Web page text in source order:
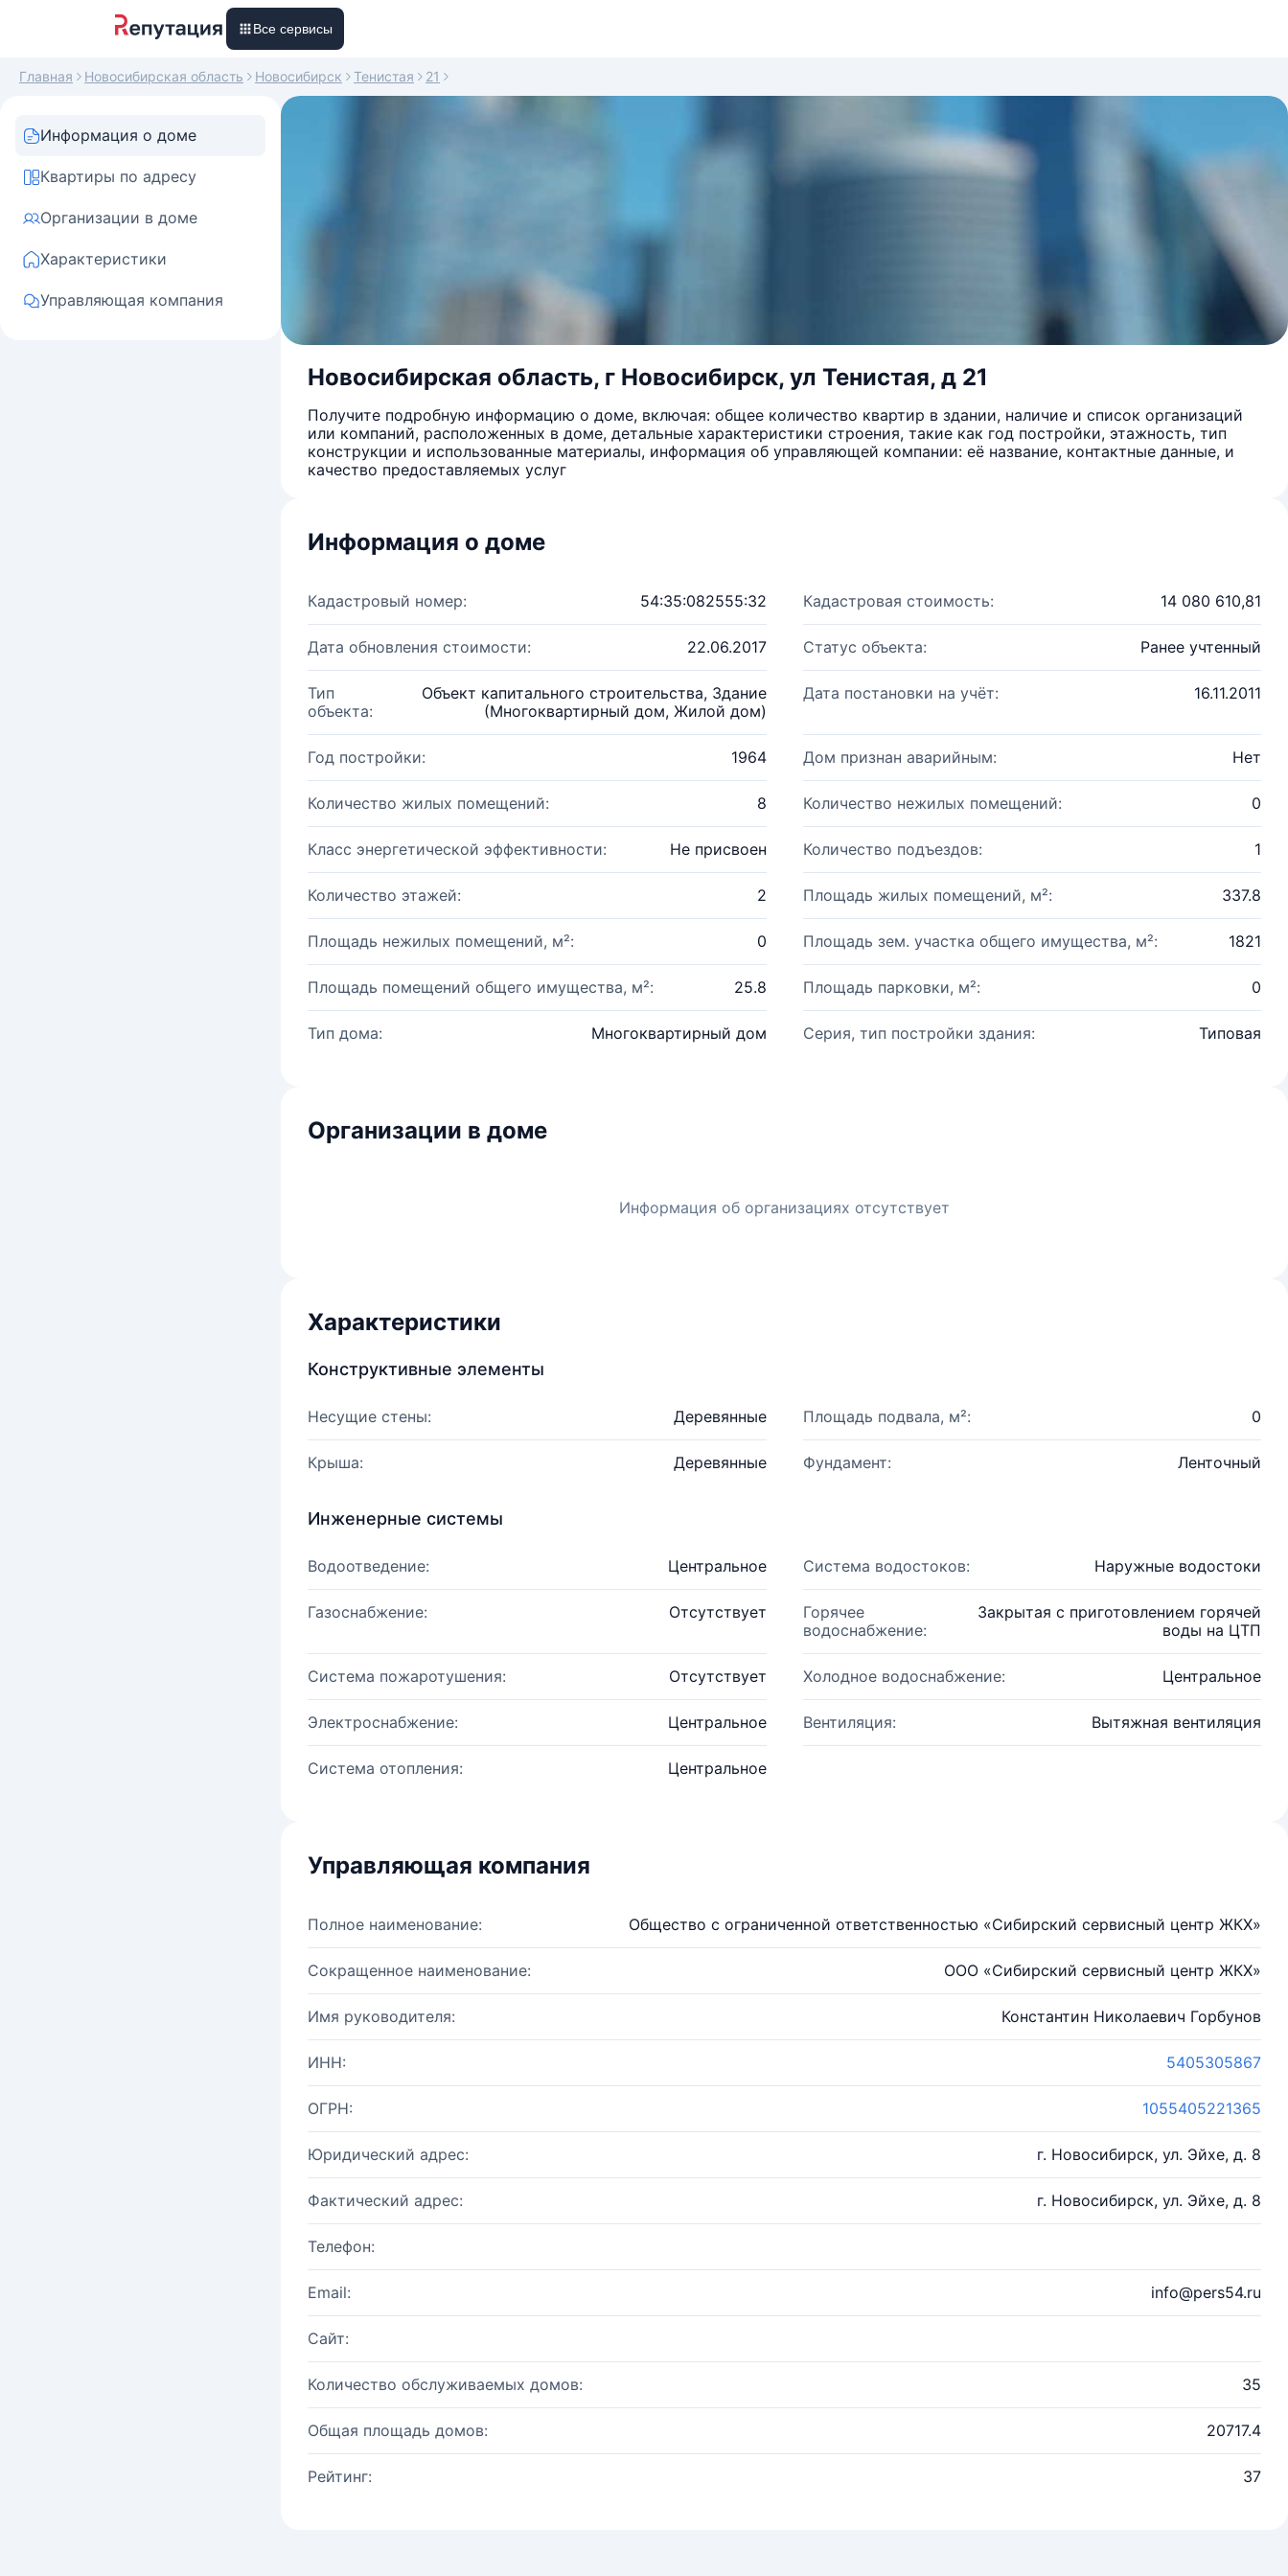
Все сервисы
Главная Новосибирская область Новосибирск Тенистая 21
Информация о доме
Квартиры по адресу
Организации в доме
Характеристики
Управляющая компания
Новосибирская область, г Новосибирск, ул Тенистая, д 21
Получите подробную информацию о доме, включая: общее количество квартир в здании, наличие и список организаций
или компаний, расположенных в доме, детальные характеристики строения, такие как год постройки, этажность, тип
конструкции и использованные материалы, информация об управляющей компании: её название, контактные данные, и
качество предоставляемых услуг
Информация о доме
Кадастровый номер: 54:35:082555:32 Кадастровая стоимость: 14 080 610,81
Дата обновления стоимости: 22.06.2017 Статус объекта: Ранее учтенный
Тип
объекта:
Объект капитального строительства, Здание
(Многоквартирный дом, Жилой дом)
Дата постановки на учёт: 16.11.2011
Год постройки: 1964 Дом признан аварийным: Нет
Количество жилых помещений: 8 Количество нежилых помещений: 0
Класс энергетической эффективности: Не присвоен Количество подъездов: 1
Количество этажей: 2 Площадь жилых помещений, м²: 337.8
Площадь нежилых помещений, м²: 0 Площадь зем. участка общего имущества, м²: 1821
Площадь помещений общего имущества, м²: 25.8 Площадь парковки, м²: 0
Тип дома: Многоквартирный дом Серия, тип постройки здания: Типовая
Организации в доме
Информация об организациях отсутствует
Характеристики
Конструктивные элементы
Несущие стены: Деревянные Площадь подвала, м²: 0
Крыша: Деревянные Фундамент: Ленточный
Инженерные системы
Водоотведение: Центральное Система водостоков: Наружные водостоки
Газоснабжение: Отсутствует
Горячее
водоснабжение:
Закрытая с приготовлением горячей
воды на ЦТП
Система пожаротушения: Отсутствует Холодное водоснабжение: Центральное
Электроснабжение: Центральное Вентиляция: Вытяжная вентиляция
Система отопления: Центральное
Управляющая компания
Полное наименование: Общество с ограниченной ответственностью «Сибирский сервисный центр ЖКХ»
Сокращенное наименование: ООО «Сибирский сервисный центр ЖКХ»
Имя руководителя: Константин Николаевич Горбунов
ИНН: 5405305867
ОГРН: 1055405221365
Юридический адрес: г. Новосибирск, ул. Эйхе, д. 8
Фактический адрес: г. Новосибирск, ул. Эйхе, д. 8
Телефон:
Email: info@pers54.ru
Сайт:
Количество обслуживаемых домов: 35
Общая площадь домов: 20717.4
Рейтинг: 37